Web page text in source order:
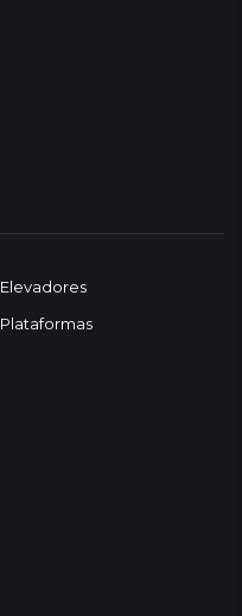
Elevadores
Plataformas